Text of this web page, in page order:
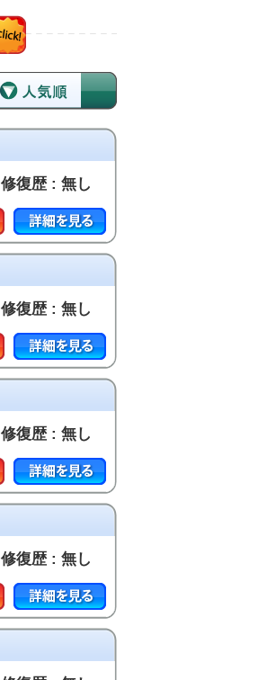
修復歴 : 無し
修復歴 : 無し
修復歴 : 無し
修復歴 : 無し